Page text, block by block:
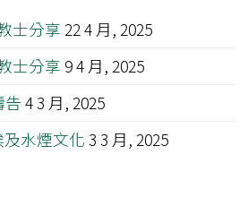
士分享 22 4 月, 2025
士分享 9 4 月, 2025
告 4 3 月, 2025
水煙文化 3 3 月, 2025